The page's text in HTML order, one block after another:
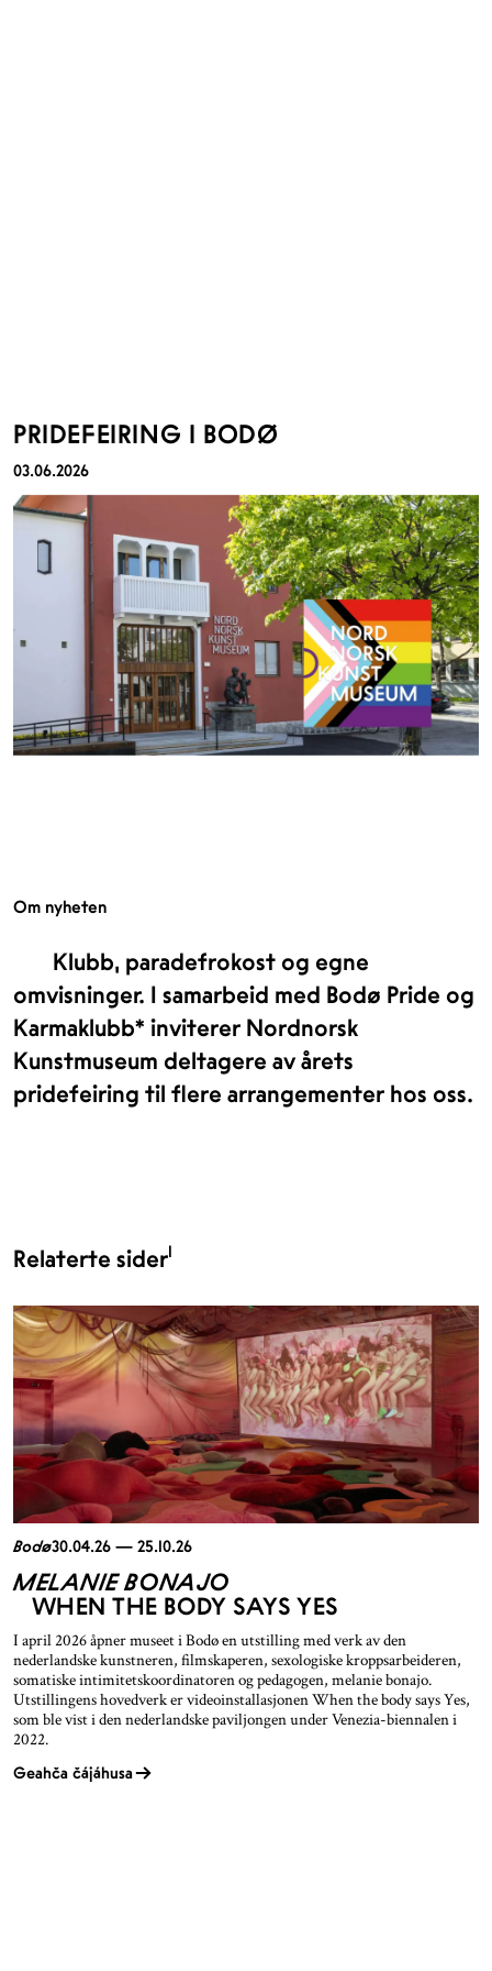
PRIDEFEIRING I BODØ
03.06.2026
Om nyheten
Klubb, paradefrokost og egne
omvisninger. I samarbeid med Bodø Pride og
Karmaklubb* inviterer Nordnorsk
Kunstmuseum deltagere av årets
pridefeiring til flere arrangementer hos oss.
Relaterte sider1
Bodø30.04.26 — 25.10.26
MELANIE BONAJO
WHEN THE BODY SAYS YES
I april 2026 åpner museet i Bodø en utstilling med verk av den
nederlandske kunstneren, filmskaperen, sexologiske kroppsarbeideren,
somatiske intimitetskoordinatoren og pedagogen, melanie bonajo.
Utstillingens hovedverk er videoinstallasjonen When the body says Yes,
som ble vist i den nederlandske paviljongen under Venezia-biennalen i
2022.
Geahča čájáhusa